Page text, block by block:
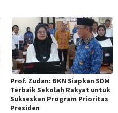
Prof. Zudan: BKN Siapkan SDM
Terbaik Sekolah Rakyat untuk
Sukseskan Program Prioritas
Presiden